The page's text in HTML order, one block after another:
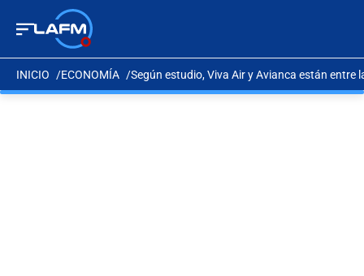
INICIO ECONOMÍA Según estudio, Viva Air y Avianca están